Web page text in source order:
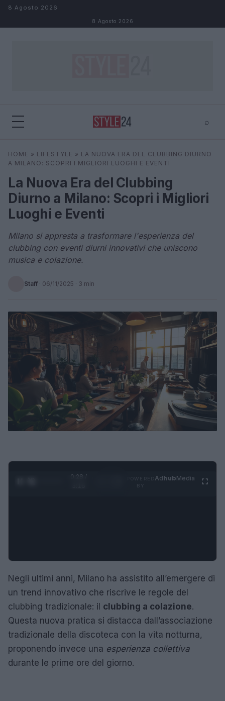
Salta al contenuto
8 Agosto 2026
8 Agosto 2026
⌕
Cerca ⌕ ×
HOME » LIFESTYLE » LA NUOVA ERA DEL CLUBBING DIURNO
A MILANO: SCOPRI I MIGLIORI LUOGHI E EVENTI
La Nuova Era del Clubbing
Diurno a Milano: Scopri i Migliori
Luoghi e Eventi
Milano si appresta a trasformare l'esperienza del
clubbing con eventi diurni innovativi che uniscono
musica e colazione.
Staff · 06/11/2025 · 3 min
0:29 /
AdhubMedia
Negli ultimi anni, Milano ha assistito all’emergere di
un trend innovativo che riscrive le regole del
clubbing tradizionale: il clubbing a colazione.
Questa nuova pratica si distacca dall’associazione
tradizionale della discoteca con la vita notturna,
proponendo invece una esperienza collettiva
durante le prime ore del giorno.